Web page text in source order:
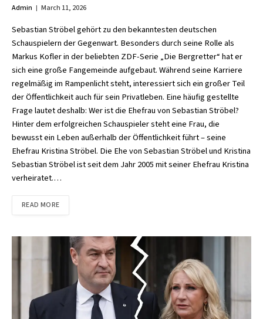
Admin March 11, 2026
Sebastian Ströbel gehört zu den bekanntesten deutschen
Schauspielern der Gegenwart. Besonders durch seine Rolle als
Markus Kofler in der beliebten ZDF-Serie „Die Bergretter“ hat er
sich eine große Fangemeinde aufgebaut. Während seine Karriere
regelmäßig im Rampenlicht steht, interessiert sich ein großer Teil
der Öffentlichkeit auch für sein Privatleben. Eine häufig gestellte
Frage lautet deshalb: Wer ist die Ehefrau von Sebastian Ströbel?
Hinter dem erfolgreichen Schauspieler steht eine Frau, die
bewusst ein Leben außerhalb der Öffentlichkeit führt – seine
Ehefrau Kristina Ströbel. Die Ehe von Sebastian Ströbel und Kristina
Sebastian Ströbel ist seit dem Jahr 2005 mit seiner Ehefrau Kristina
verheiratet.…
READ MORE